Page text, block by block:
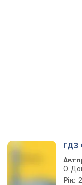
ГДЗ
О.
Рік: